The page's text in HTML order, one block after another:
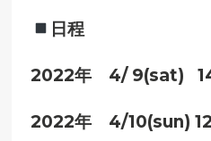
日程
2022年 4/ 9(sat)
2022年 4/10(sun)